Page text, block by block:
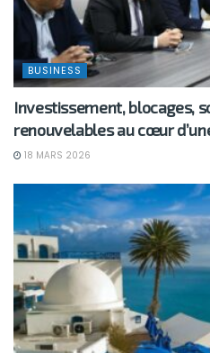
BUSINESS
Investissement, blocages,
renouvelables au cœur
18 MARS 2026